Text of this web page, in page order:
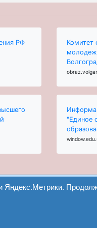
РФ
Комитет
"Единое